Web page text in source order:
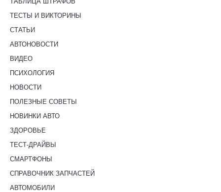
ТЕСТЫ И ВИКТОРИНЫ
СТАТЬИ
АВТОНОВОСТИ
ВИДЕО
ПСИХОЛОГИЯ
НОВОСТИ
ПОЛЕЗНЫЕ СОВЕТЫ
НОВИНКИ АВТО
ЗДОРОВЬЕ
ТЕСТ-ДРАЙВЫ
СМАРТФОНЫ
СПРАВОЧНИК ЗАПЧАСТЕЙ
АВТОМОБИЛИ